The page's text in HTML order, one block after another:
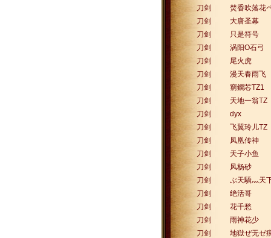
刀剑
焚香吹落花
刀剑
大唐圣幕
刀剑
只是符号
刀剑
涡阳O石弓
刀剑
尾火虎
刀剑
漫天春雨飞
刀剑
窮鐦芯TZ1
刀剑
天地一翁TZ
刀剑
dyx
刀剑
飞翼玲儿TZ
刀剑
凤凰传神
刀剑
天子小鱼
刀剑
风杨砂
刀剑
ぶ天驕灬天
刀剑
绝活哥
刀剑
花千愁
刀剑
雨神花少
刀剑
地獄ぜ无ゼ